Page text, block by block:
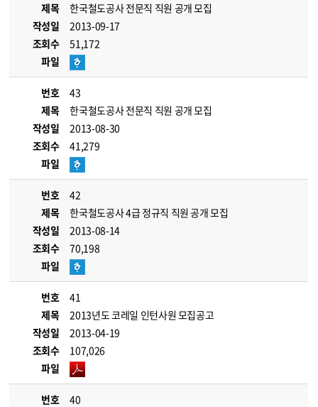
제목
한국철도공사 전문직 직원 공개 모집
작성일
2013-09-17
조회수
51,172
파일
번호
43
제목
한국철도공사 전문직 직원 공개 모집
작성일
2013-08-30
조회수
41,279
파일
번호
42
제목
한국철도공사 4급 정규직 직원 공개 모집
작성일
2013-08-14
조회수
70,198
파일
번호
41
제목
2013년도 코레일 인턴사원 모집공고
작성일
2013-04-19
조회수
107,026
파일
번호
40